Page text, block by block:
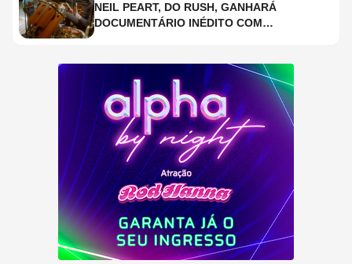
NEIL PEART, DO RUSH, GANHARÁ
DOCUMENTÁRIO INÉDITO COM